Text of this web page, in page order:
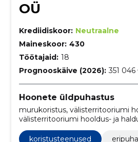
OÜ
Krediidiskoor: Neutraalne
Maineskoor: 430
Töötajaid: 18
Prognooskäive (2026): 351
Hoonete üldpuhastus
murukoristus, välisterritooriumi
välisterritooriumi hooldus- ja
pesu, kontori koristus, Vaipade
koristus, teede hooldus,
koristusteenused